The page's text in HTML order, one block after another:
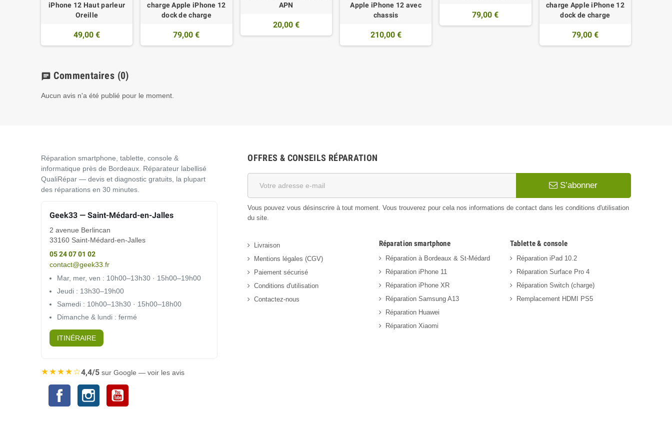
iPhone 12 Haut parleur
Oreille
49,00 €
charge Apple iPhone 12
dock de charge
79,00 €
APN
20,00 €
Apple iPhone 12 avec
chassis
210,00 €
79,00 €
charge Apple iPhone 12
dock de charge
79,00 €
chat Commentaires (0)
Aucun avis n'a été publié pour le moment.
Réparation smartphone, tablette, console &
informatique près de Bordeaux. Réparateur labellisé
QualiRépar — devis et diagnostic gratuits, la plupart
des réparations en 30 minutes.
Geek33 — Saint-Médard-en-Jalles
2 avenue Berlincan
33160 Saint-Médard-en-Jalles
05 24 07 01 02
contact@geek33.fr
Mar, mer, ven : 10h00–13h30 · 15h00–19h00
Jeudi : 13h30–19h00
Samedi : 10h00–13h30 · 15h00–18h00
Dimanche & lundi : fermé
ITINÉRAIRE
★★★★☆4,4/5 sur Google — voir les avis
Facebook Instagram
OFFRES & CONSEILS RÉPARATION
S’abonner
Vous pouvez vous désinscrire à tout moment. Vous trouverez pour cela nos informations de contact dans les conditions d'utilisation
du site.
Livraison
Mentions légales (CGV)
Paiement sécurisé
Conditions d'utilisation
Contactez-nous
Réparation smartphone
Réparation à Bordeaux & St-Médard
Réparation iPhone 11
Réparation iPhone XR
Réparation Samsung A13
Réparation Huawei
Réparation Xiaomi
Tablette & console
Réparation iPad 10.2
Réparation Surface Pro 4
Réparation Switch (charge)
Remplacement HDMI PS5